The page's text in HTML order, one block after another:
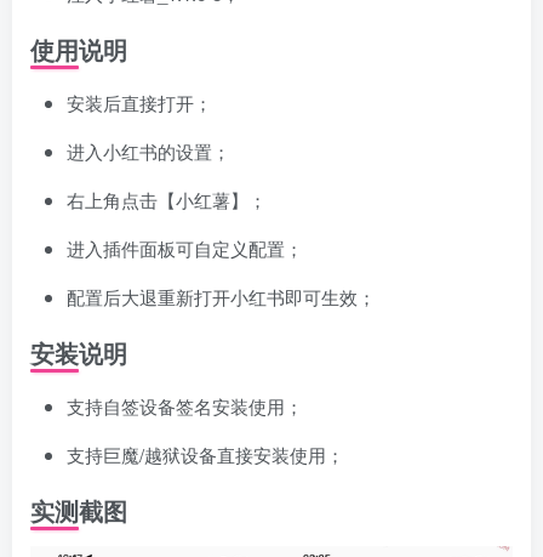
使用说明
安装后直接打开；
进入小红书的设置；
右上角点击【小红薯】；
进入插件面板可自定义配置；
配置后大退重新打开小红书即可生效；
安装说明
支持自签设备签名安装使用；
支持巨魔/越狱设备直接安装使用；
实测截图